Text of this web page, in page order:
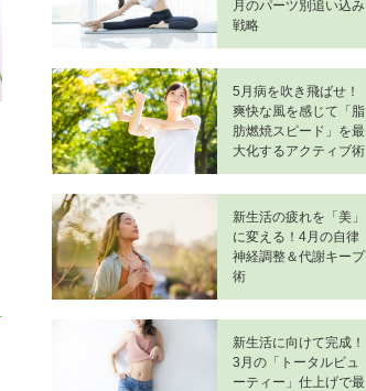
月のパーツ別追い込み
戦略
5月病を吹き飛ばせ！
爽快な風を感じて「脂
肪燃焼スピード」を最
大化するアクティブ術
新生活の疲れを「美」
に変える！4月の自律
神経調整＆代謝キープ
術
新生活に向けて完成！
3月の「トータルビュ
ーティー」仕上げで最